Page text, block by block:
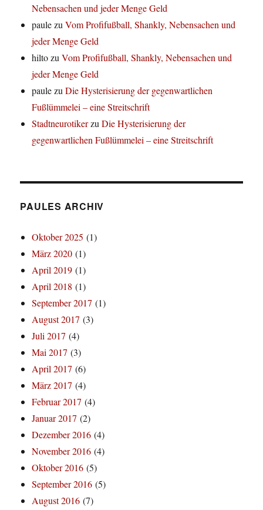
Nebensachen und jeder Menge Geld
paulezuVom Profifußball, Shankly, Nebensachen und
jeder Menge Geld
hiltozuVom Profifußball, Shankly, Nebensachen und
jeder Menge Geld
paulezuDie Hysterisierung der gegenwartlichen
Fußlümmelei – eine Streitschrift
StadtneurotikerzuDie Hysterisierung der
gegenwartlichen Fußlümmelei – eine Streitschrift
PAULES ARCHIV
Oktober 2025 (1)
März 2020 (1)
April 2019 (1)
April 2018 (1)
September 2017 (1)
August 2017 (3)
Juli 2017 (4)
Mai 2017 (3)
April 2017 (6)
März 2017 (4)
Februar 2017 (4)
Januar 2017 (2)
Dezember 2016 (4)
November 2016 (4)
Oktober 2016 (5)
September 2016 (5)
August 2016 (7)